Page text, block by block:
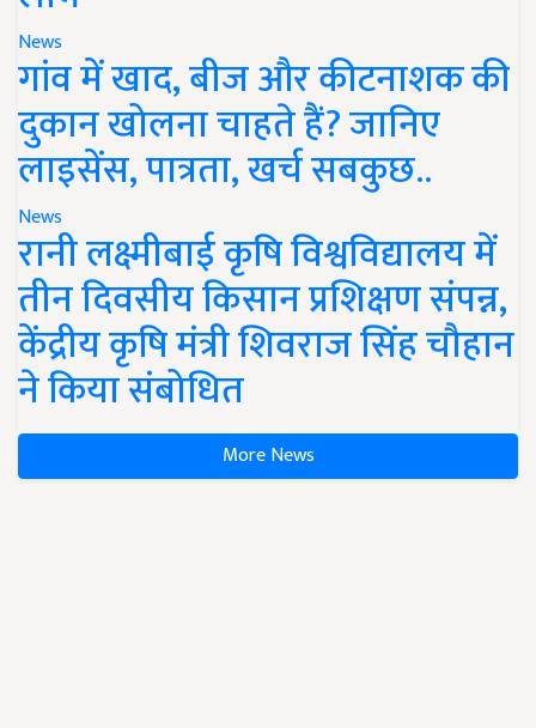
News
गांव में खाद, बीज और कीटनाशक की
दुकान खोलना चाहते हैं? जानिए
लाइसेंस, पात्रता, खर्च सबकुछ..
News
रानी लक्ष्मीबाई कृषि विश्वविद्यालय में
तीन दिवसीय किसान प्रशिक्षण संपन्न,
केंद्रीय कृषि मंत्री शिवराज सिंह चौहान
ने किया संबोधित
More News